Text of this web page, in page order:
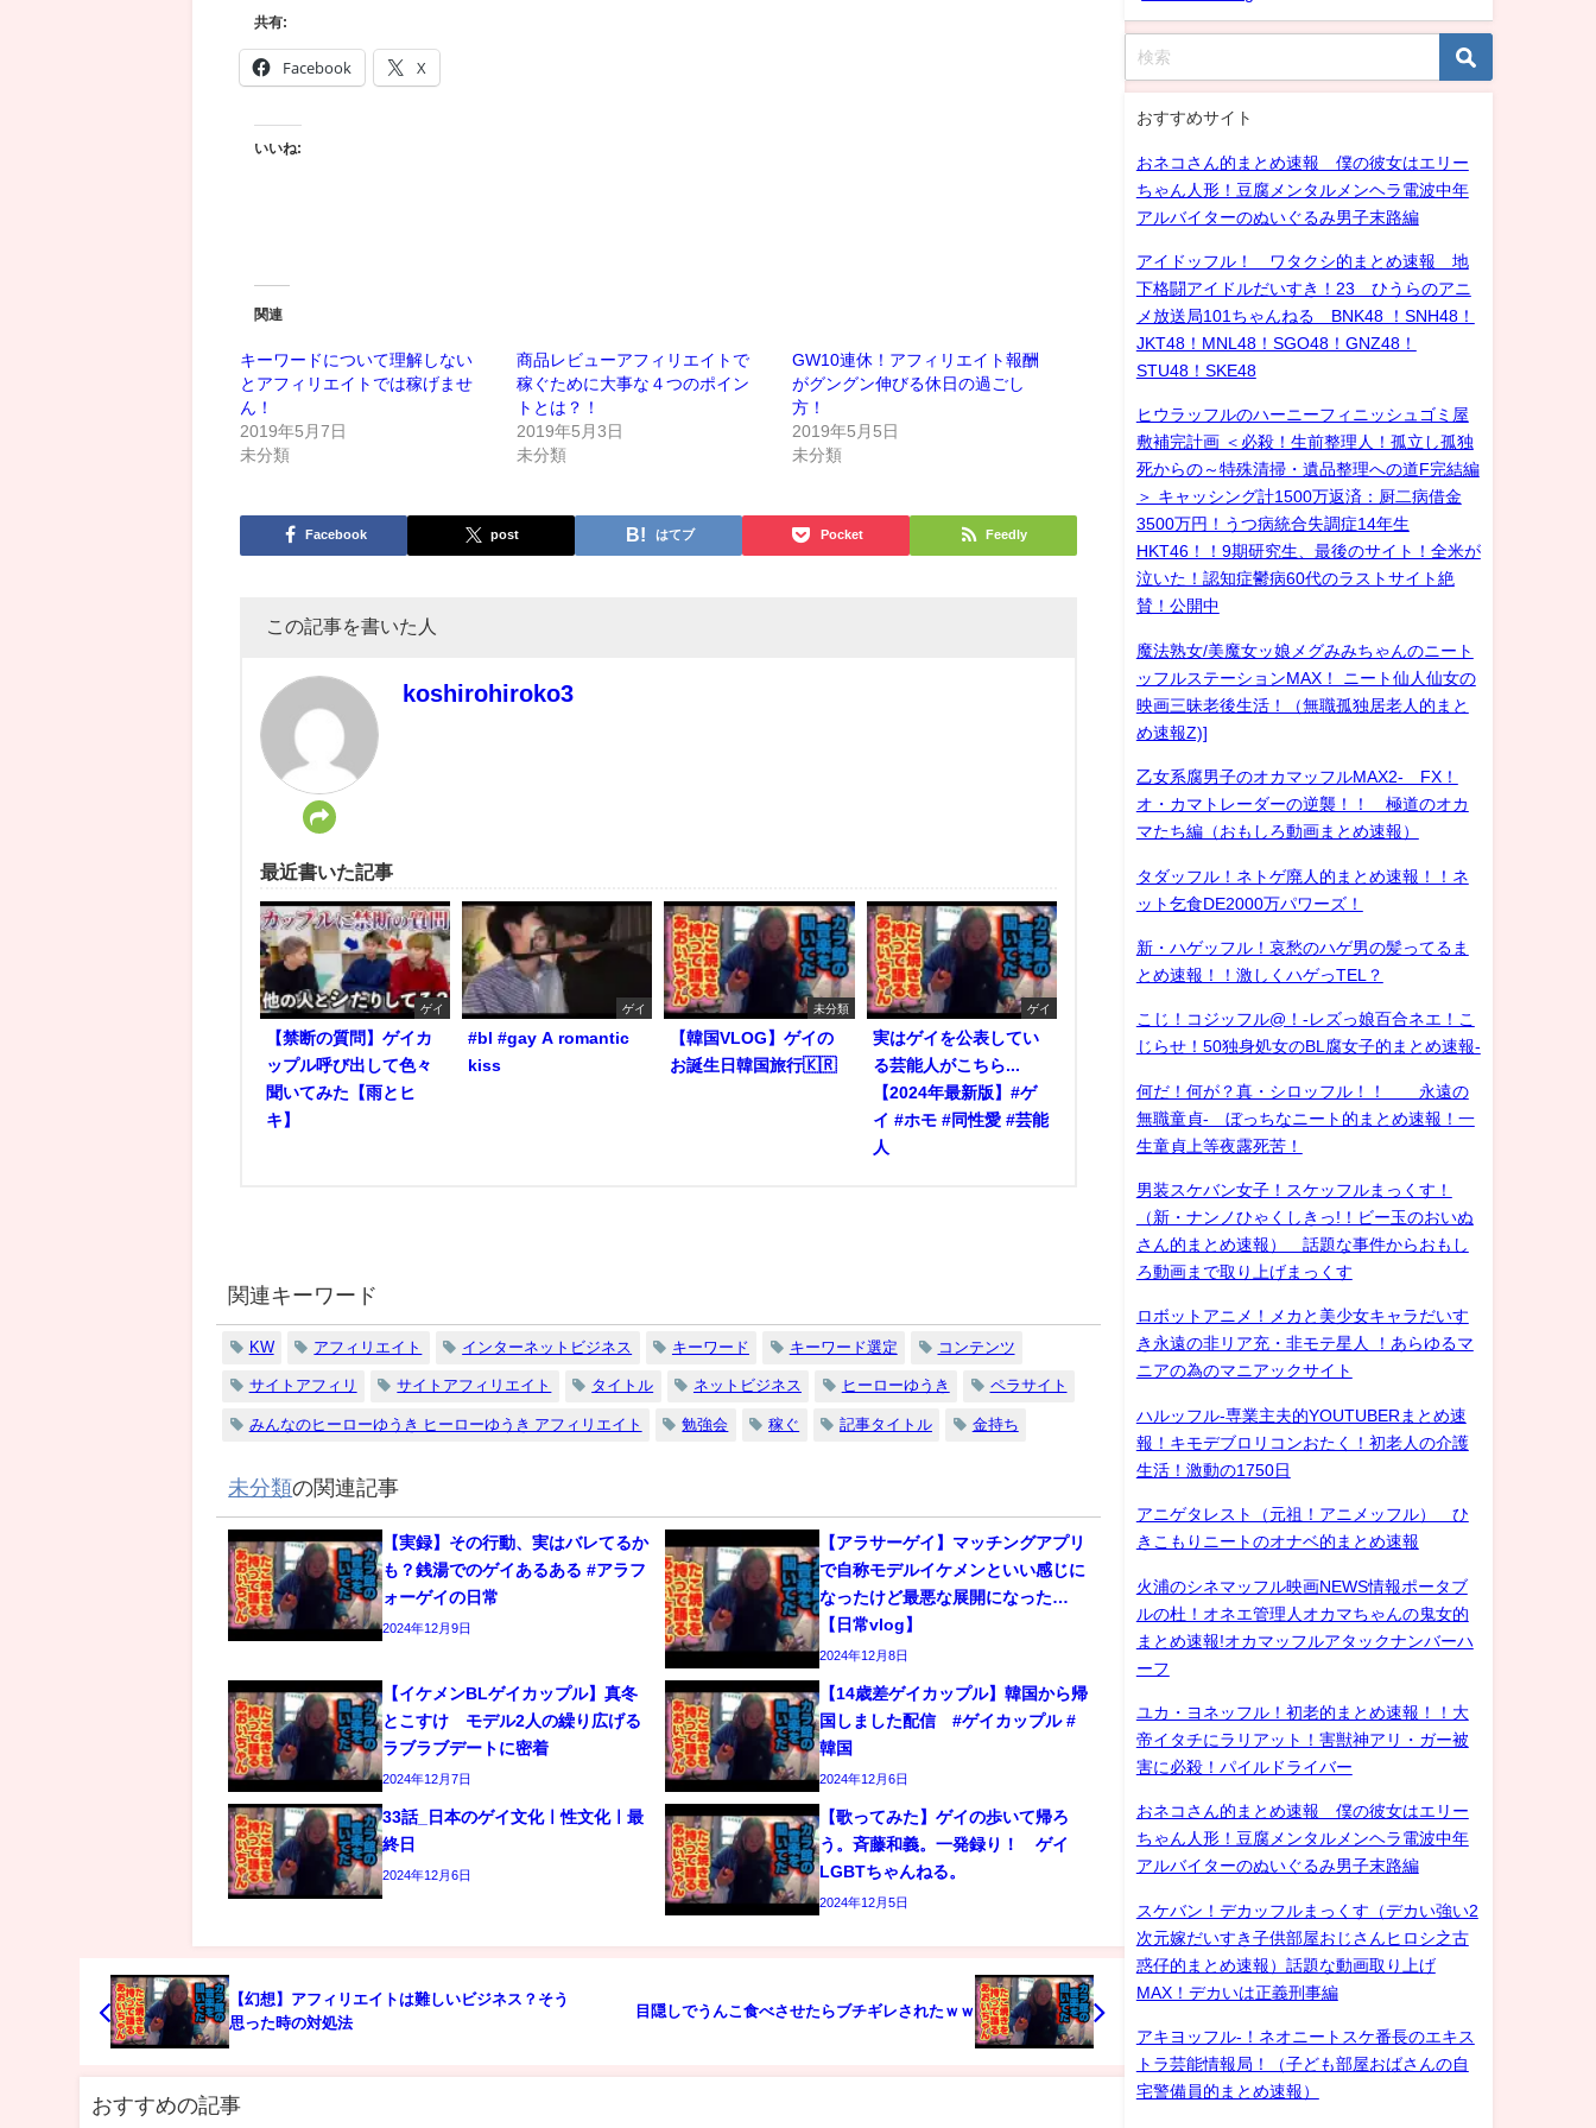
共有:
Facebook X
いいね:
関連
キーワードについて理解しない
とアフィリエイトでは稼げませ
ん！
2019年5月7日
未分類
商品レビューアフィリエイトで
稼ぐために大事な４つのポイン
トとは？！
2019年5月3日
未分類
GW10連休！アフィリエイト報酬
がグングン伸びる休日の過ごし
方！
2019年5月5日
未分類
Facebook post はてブ Pocket Feedly
この記事を書いた人
koshirohiroko3
最近書いた記事
ゲイ
【禁断の質問】ゲイカ
ップル呼び出して色々
聞いてみた【雨とヒ
キ】
ゲイ
#bl #gay A romantic
kiss
未分類
【韓国VLOG】ゲイの
お誕生日韓国旅行🇰🇷
ゲイ
実はゲイを公表してい
る芸能人がこちら...
【2024年最新版】#ゲ
イ #ホモ #同性愛 #芸能
人
関連キーワード
KW アフィリエイト インターネットビジネス キーワード キーワード選定 コンテンツ
サイトアフィリ サイトアフィリエイト タイトル ネットビジネス ヒーローゆうき ペラサイト
みんなのヒーローゆうき ヒーローゆうき アフィリエイト 勉強会 稼ぐ 記事タイトル 金持ち
未分類の関連記事
【実録】その行動、実はバレてるか
も？銭湯でのゲイあるある #アラフ
ォーゲイの日常
2024年12月9日
【アラサーゲイ】マッチングアプリ
で自称モデルイケメンといい感じに
なったけど最悪な展開になった…
【日常vlog】
2024年12月8日
【イケメンBLゲイカップル】真冬
とこすけ モデル2人の繰り広げる
ラブラブデートに密着
2024年12月7日
【14歳差ゲイカップル】韓国から帰
国しました配信 #ゲイカップル #
韓国
2024年12月6日
33話_日本のゲイ文化ㅣ性文化ㅣ最
終日
2024年12月6日
【歌ってみた】ゲイの歩いて帰ろ
う。斉藤和義。一発録り！ ゲイ
LGBTちゃんねる。
2024年12月5日
【幻想】アフィリエイトは難しいビジネス？そう
思った時の対処法
目隠しでうんこ食べさせたらブチギレされたｗｗ
おすすめの記事
おすすめサイト
おネコさん的まとめ速報 僕の彼女はエリー
ちゃん人形！豆腐メンタルメンヘラ電波中年
アルバイターのぬいぐるみ男子末路編
アイドッフル！ ワタクシ的まとめ速報 地
下格闘アイドルだいすき！23 ひうらのアニ
メ放送局101ちゃんねる BNK48 ！SNH48！
JKT48！MNL48！SGO48！GNZ48！
STU48！SKE48
ヒウラッフルのハーニーフィニッシュゴミ屋
敷補完計画 ＜必殺！生前整理人！孤立し孤独
死からの～特殊清掃・遺品整理への道F完結編
＞ キャッシング計1500万返済：厨二病借金
3500万円！うつ病統合失調症14年生
HKT46！！9期研究生、最後のサイト！全米が
泣いた！認知症鬱病60代のラストサイト絶
賛！公開中
魔法熟女/美魔女ッ娘メグみみちゃんのニート
ッフルステーションMAX！ ニート仙人仙女の
映画三昧老後生活！（無職孤独居老人的まと
め速報Z)]
乙女系腐男子のオカマッフルMAX2- FX！
オ・カマトレーダーの逆襲！！ 極道のオカ
マたち編（おもしろ動画まとめ速報）
タダッフル！ネトゲ廃人的まとめ速報！！ネ
ット乞食DE2000万パワーズ！
新・ハゲッフル！哀愁のハゲ男の髪ってるま
とめ速報！！激しくハゲっTEL？
こじ！コジッフル@！-レズっ娘百合ネエ！こ
じらせ！50独身処女のBL腐女子的まとめ速報-
何だ！何が？真・シロッフル！！ 永遠の
無職童貞- ぼっちなニート的まとめ速報！一
生童貞上等夜露死苦！
男装スケバン女子！スケッフルまっくす！
（新・ナンノひゃくしきっ!！ビー玉のおいぬ
さん的まとめ速報） 話題な事件からおもし
ろ動画まで取り上げまっくす
ロボットアニメ！メカと美少女キャラだいす
き永遠の非リア充・非モテ星人 ！あらゆるマ
ニアの為のマニアックサイト
ハルッフル-専業主夫的YOUTUBERまとめ速
報！キモデブロリコンおたく！初老人の介護
生活！激動の1750日
アニゲタレスト（元祖！アニメッフル） ひ
きこもりニートのオナベ的まとめ速報
火浦のシネマッフル映画NEWS情報ポータブ
ルの杜！オネエ管理人オカマちゃんの鬼女的
まとめ速報!オカマッフルアタックナンバーハ
ーフ
ユカ・ヨネッフル！初老的まとめ速報！！大
帝イタチにラリアット！害獣神アリ・ガー被
害に必殺！パイルドライバー
おネコさん的まとめ速報 僕の彼女はエリー
ちゃん人形！豆腐メンタルメンヘラ電波中年
アルバイターのぬいぐるみ男子末路編
スケバン！デカッフルまっくす（デカい強い2
次元嫁だいすき子供部屋おじさんヒロシ之古
惑仔的まとめ速報）話題な動画取り上げ
MAX！デカいは正義刑事編
アキヨッフル-！ネオニートスケ番長のエキス
トラ芸能情報局！（子ども部屋おばさんの自
宅警備員的まとめ速報）